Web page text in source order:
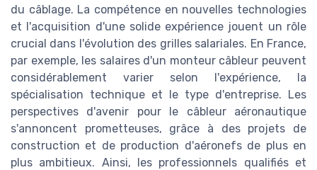
du câblage. La compétence en nouvelles technologies
et l'acquisition d'une solide expérience jouent un rôle
crucial dans l'évolution des grilles salariales. En France,
par exemple, les salaires d'un monteur câbleur peuvent
considérablement varier selon l'expérience, la
spécialisation technique et le type d'entreprise. Les
perspectives d'avenir pour le câbleur aéronautique
s'annoncent prometteuses, grâce à des projets de
construction et de production d'aéronefs de plus en
plus ambitieux. Ainsi, les professionnels qualifiés et